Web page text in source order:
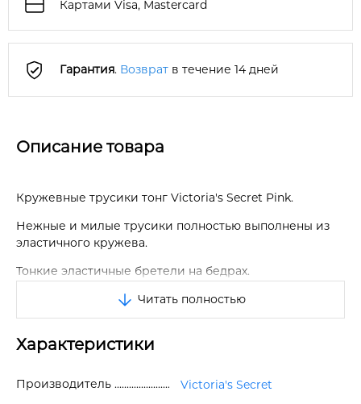
Картами Visa, Mastercard
Гарантия. Возврат в течение 14 дней
Описание товара
Кружевные трусики тонг Victoria's Secret Pink.
Нежные и милые трусики полностью выполнены из
эластичного кружева.
Тонкие эластичные бретели на бедрах.
Хлопковая ластовица.
Отличное качество.
Читать полностью
Характеристики
Производитель
Victoria's Secret